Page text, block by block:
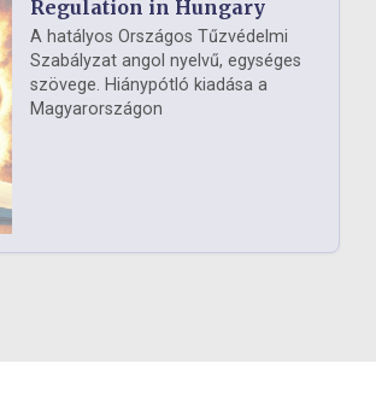
Regulation in Hungary
A hatályos Országos Tűzvédelmi
Szabályzat angol nyelvű, egységes
szövege. Hiánypótló kiadása a
Magyarországon